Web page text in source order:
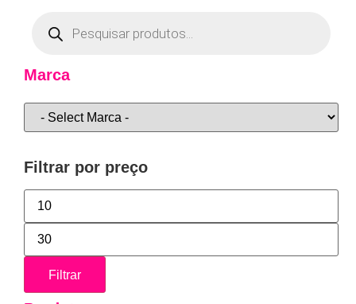
Marca
Filtrar por preço
Filtrar